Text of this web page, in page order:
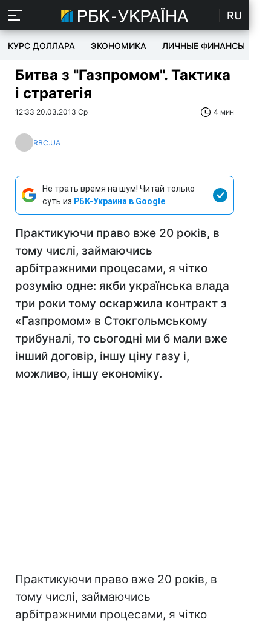
RU
КУРС ДОЛЛАРА ЭКОНОМИКА ЛИЧНЫЕ ФИНАНСЫ
Битва з "Газпромом". Тактика
і стратегія
12:33 20.03.2013 Ср 4 мин
RBC.UA
Не трать время на шум! Читай только
суть из РБК-Украина в Google
Практикуючи право вже 20 років, в
тому числі, займаючись
арбітражними процесами, я чітко
розумію одне: якби українська влада
три роки тому оскаржила контракт з
«Газпромом» в Стокгольмському
трибуналі, то сьогодні ми б мали вже
інший договір, іншу ціну газу і,
можливо, іншу економіку.
Практикуючи право вже 20 років, в
тому числі, займаючись
арбітражними процесами, я чітко